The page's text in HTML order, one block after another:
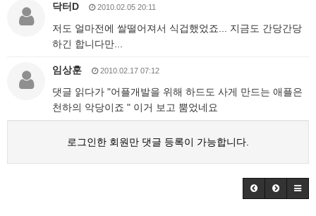
닥터D 2010.02.05 20:11
저도 얼마전에 쌀떨어져서 식겁했었죠... 지금도 간당간당
하긴 합니다만...
임상훈 2010.02.17 07:12
댓글 읽다가 "어플개발을 위해 하드도 사게 만드는 애플은
천하의 악당이죠 " 이거 보고 뿜었네요
로그인한 회원만 댓글 등록이 가능합니다.